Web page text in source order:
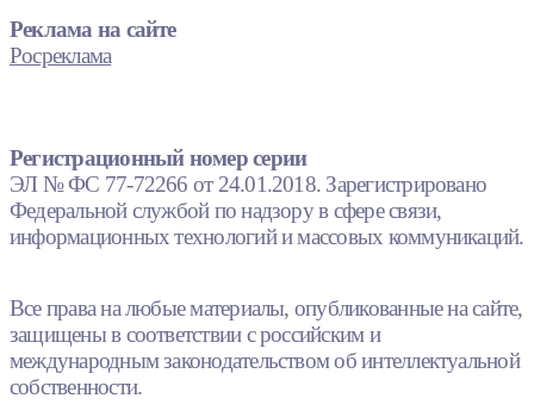
Реклама на сайте
Росреклама
Регистрационный номер серии
ЭЛ № ФС 77-72266 от 24.01.2018. Зарегистрировано
Федеральной службой по надзору в сфере связи,
информационных технологий и массовых коммуникаций.
Все права на любые материалы, опубликованные на сайте,
защищены в соответствии с российским и
международным законодательством об интеллектуальной
собственности.